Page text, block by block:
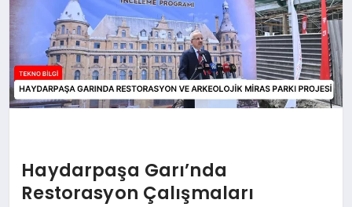
Haydarpaşa Garı’nda
Restorasyon Çalışmaları